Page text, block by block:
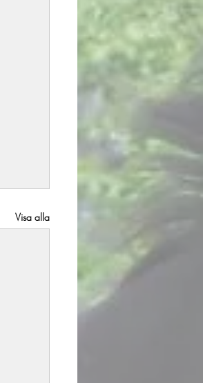
Visa alla